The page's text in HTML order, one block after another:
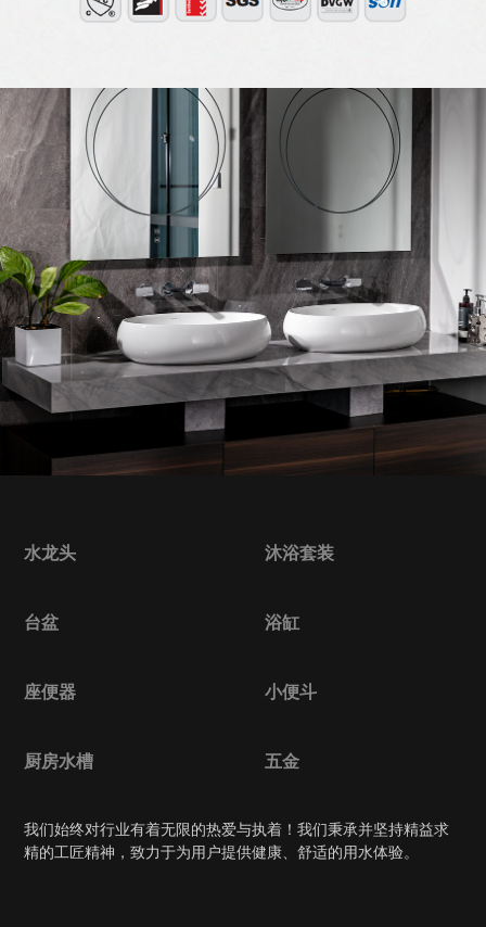
水龙头 沐浴套装
台盆 浴缸
座便器 小便斗
厨房水槽 五金
我们始终对行业有着无限的热爱与执着！我们秉承并坚持精益求
精的工匠精神，致力于为用户提供健康、舒适的用水体验。